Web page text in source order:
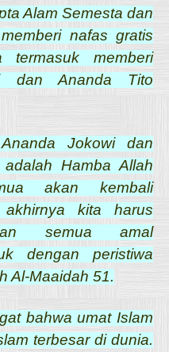
Alam Semesta dan
nafas gratis
termasuk memberi
dan Ananda Tito
Jokowi dan
Hamba Allah
akan kembali
akhirnya kita harus
semua amal
dengan peristiwa
Al-Maaidah 51.
bahwa umat Islam
terbesar di dunia.